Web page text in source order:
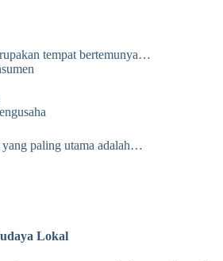
tempat bertemunya…
paling utama adalah…
Lokal